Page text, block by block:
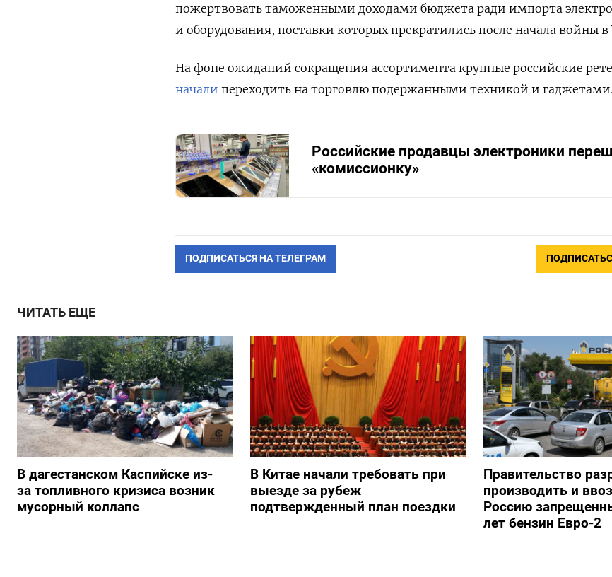
пожертвовать таможенными доходами бюджета ради импорта
и оборудования, поставки которых прекратились после начала войны в
На фоне ожиданий сокращения ассортимента крупные российские
начали переходить на торговлю подержанными техникой и гаджетами.
Российские продавцы электроники
«комиссионку»
ПОДПИСАТЬСЯ НА ТЕЛЕГРАМ
ЧИТАТЬ ЕЩЕ
В дагестанском Каспийске из-
за топливного кризиса возник
мусорный коллапс
В Китае начали требовать при
выезде за рубеж
подтвержденный план поездки
Правительство
производить и
Россию
лет бензин Евро-2